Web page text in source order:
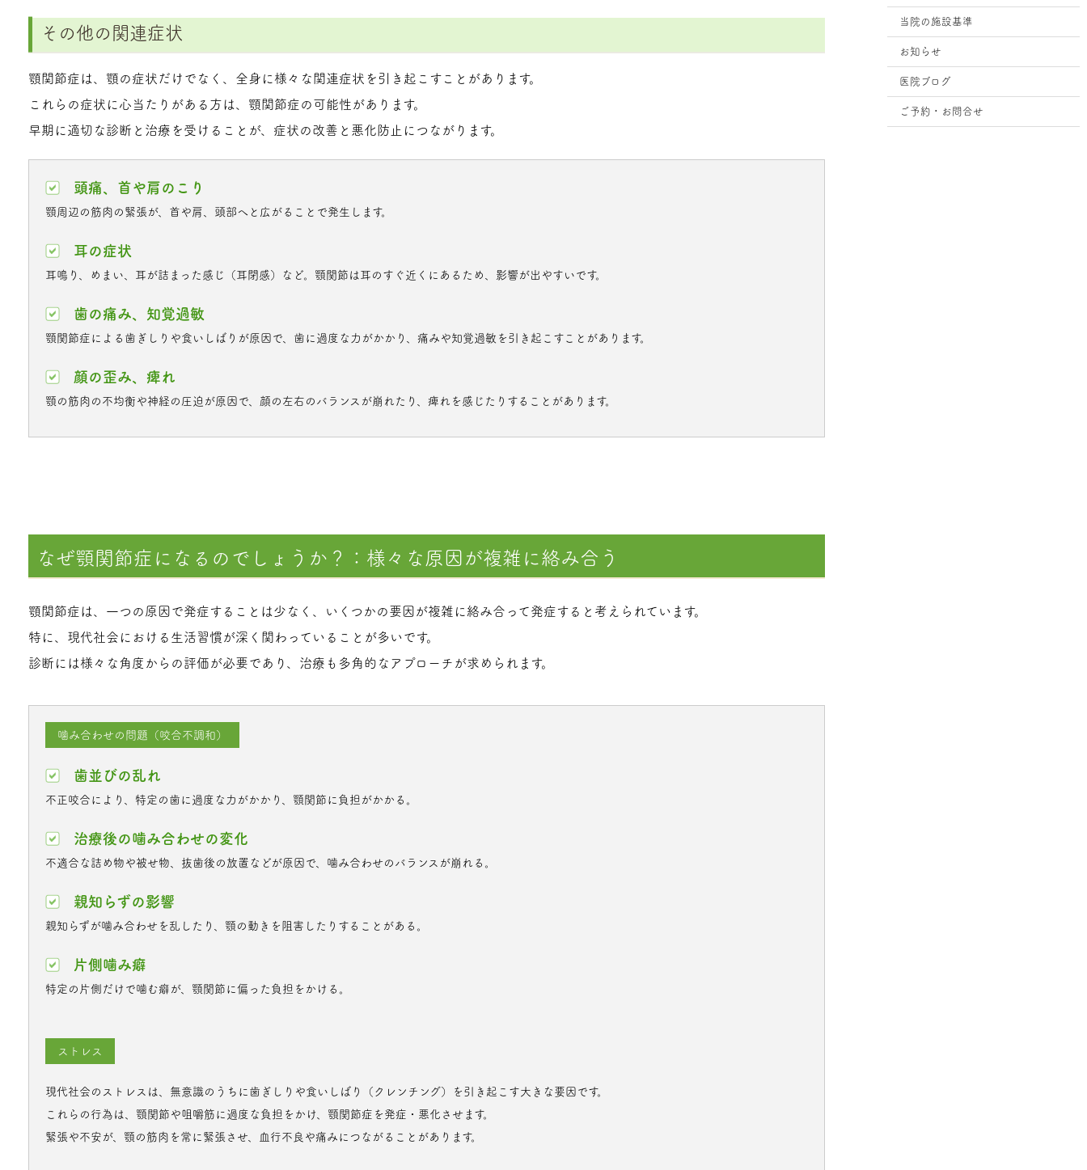
その他の関連症状
顎関節症は、顎の症状だけでなく、全身に様々な関連症状を引き起こすことがあります。
これらの症状に心当たりがある方は、顎関節症の可能性があります。
早期に適切な診断と治療を受けることが、症状の改善と悪化防止につながります。
頭痛、首や肩のこり
顎周辺の筋肉の緊張が、首や肩、頭部へと広がることで発生します。
耳の症状
耳鳴り、めまい、耳が詰まった感じ（耳閉感）など。顎関節は耳のすぐ近くにあるため、影響が出やすいです。
歯の痛み、知覚過敏
顎関節症による歯ぎしりや食いしばりが原因で、歯に過度な力がかかり、痛みや知覚過敏を引き起こすことがあります。
顔の歪み、痺れ
顎の筋肉の不均衡や神経の圧迫が原因で、顔の左右のバランスが崩れたり、痺れを感じたりすることがあります。
なぜ顎関節症になるのでしょうか？：様々な原因が複雑に絡み合う
顎関節症は、一つの原因で発症することは少なく、いくつかの要因が複雑に絡み合って発症すると考えられています。
特に、現代社会における生活習慣が深く関わっていることが多いです。
診断には様々な角度からの評価が必要であり、治療も多角的なアプローチが求められます。
噛み合わせの問題（咬合不調和）
歯並びの乱れ
不正咬合により、特定の歯に過度な力がかかり、顎関節に負担がかかる。
治療後の噛み合わせの変化
不適合な詰め物や被せ物、抜歯後の放置などが原因で、噛み合わせのバランスが崩れる。
親知らずの影響
親知らずが噛み合わせを乱したり、顎の動きを阻害したりすることがある。
片側噛み癖
特定の片側だけで噛む癖が、顎関節に偏った負担をかける。
ストレス
現代社会のストレスは、無意識のうちに歯ぎしりや食いしばり（クレンチング）を引き起こす大きな要因です。
これらの行為は、顎関節や咀嚼筋に過度な負担をかけ、顎関節症を発症・悪化させます。
緊張や不安が、顎の筋肉を常に緊張させ、血行不良や痛みにつながることがあります。
当院の施設基準
お知らせ
医院ブログ
ご予約・お問合せ